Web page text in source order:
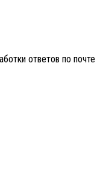
ответов по почте